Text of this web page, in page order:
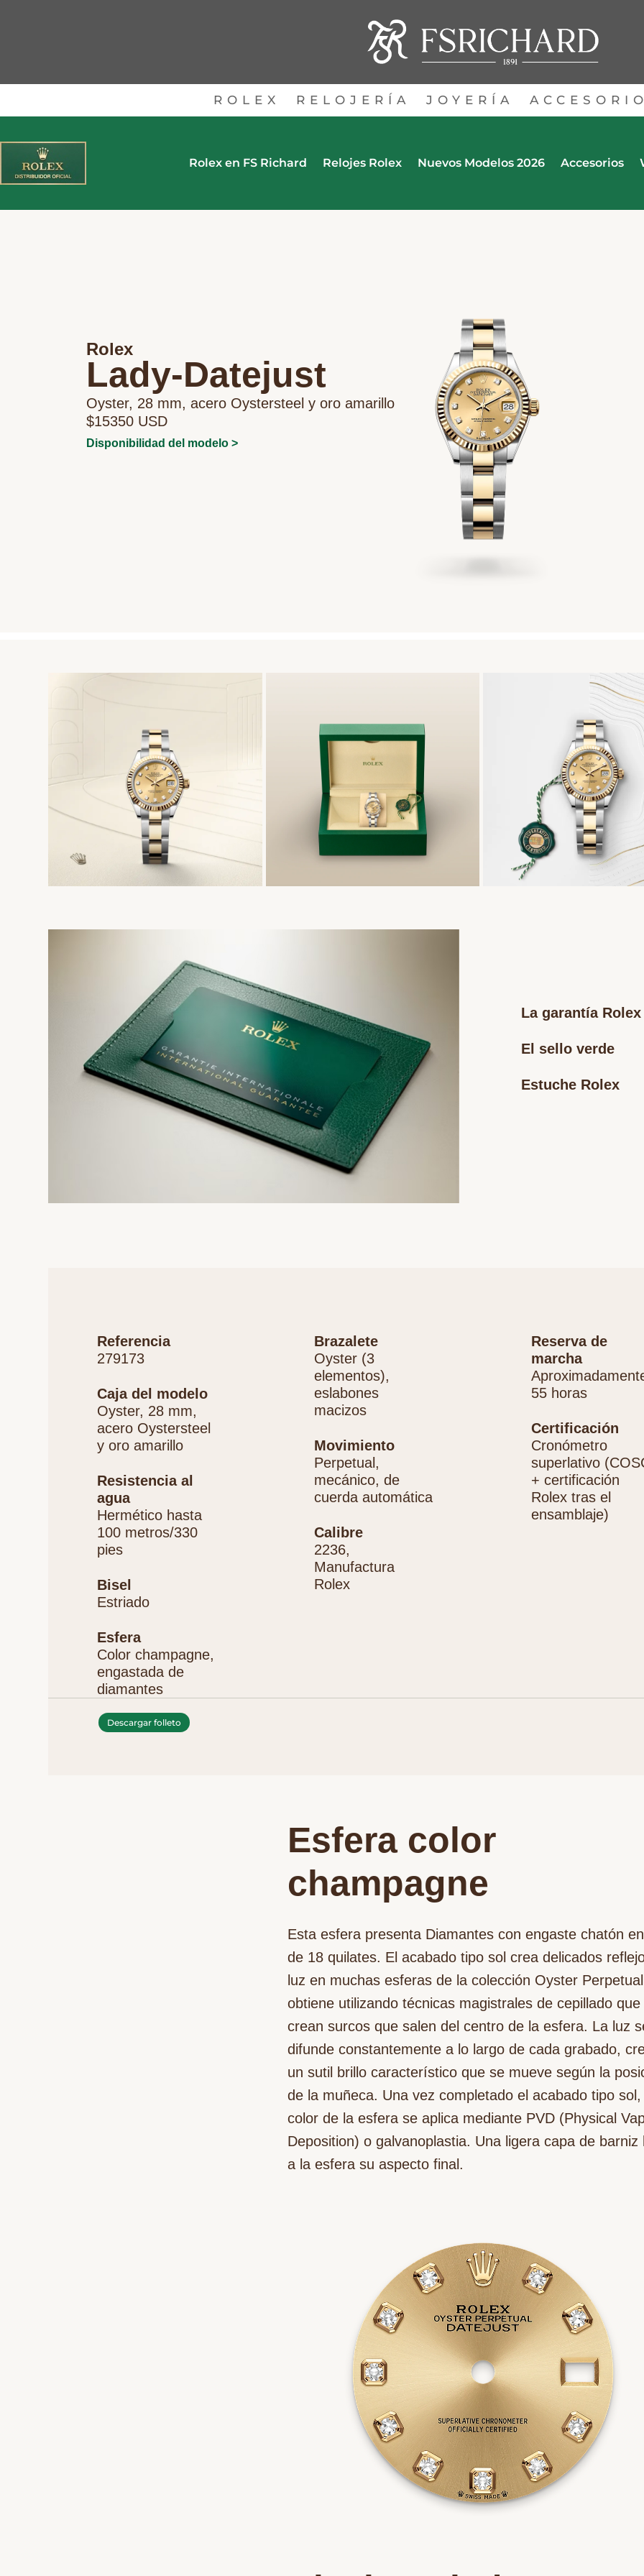
ROLEX RELOJERÍA JOYERÍA
Rolex en FS Richard Relojes Rolex Nuevos Modelos 2026 Accesorios
Rolex
Lady-Datejust
Oyster, 28 mm, acero Oystersteel y oro amarillo
$15350 USD
Disponibilidad del modelo >
La garantía Rolex
El sello verde
Estuche Rolex
Referencia
279173
Caja del modelo
Oyster, 28 mm,
acero Oystersteel
y oro amarillo
Resistencia al
agua
Hermético hasta
100 metros/330
pies
Bisel
Estriado
Esfera
Color champagne,
engastada de
diamantes
Brazalete
Oyster (3
elementos),
eslabones
macizos
Movimiento
Perpetual,
mecánico, de
cuerda automática
Calibre
2236,
Manufactura
Rolex
Reserva de
marcha
55 horas
Certificación
Cronómetro
superlativo
+ certificación
Rolex tras el
ensamblaje)
Descargar folleto
Esfera color
champagne
Esta esfera presenta Diamantes con engaste chatón
de 18 quilates. El acabado tipo sol crea delicados
luz en muchas esferas de la colección Oyster
obtiene utilizando técnicas magistrales de cepillado que
crean surcos que salen del centro de la esfera. La luz
difunde constantemente a lo largo de cada grabado,
un sutil brillo característico que se mueve según la
de la muñeca. Una vez completado el acabado tipo sol,
color de la esfera se aplica mediante PVD (Physical
Deposition) o galvanoplastia. Una ligera capa de barniz
a la esfera su aspecto final.